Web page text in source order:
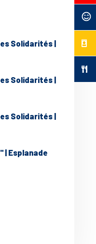
Solidarités |
Solidarités |
Solidarités |
Esplanade